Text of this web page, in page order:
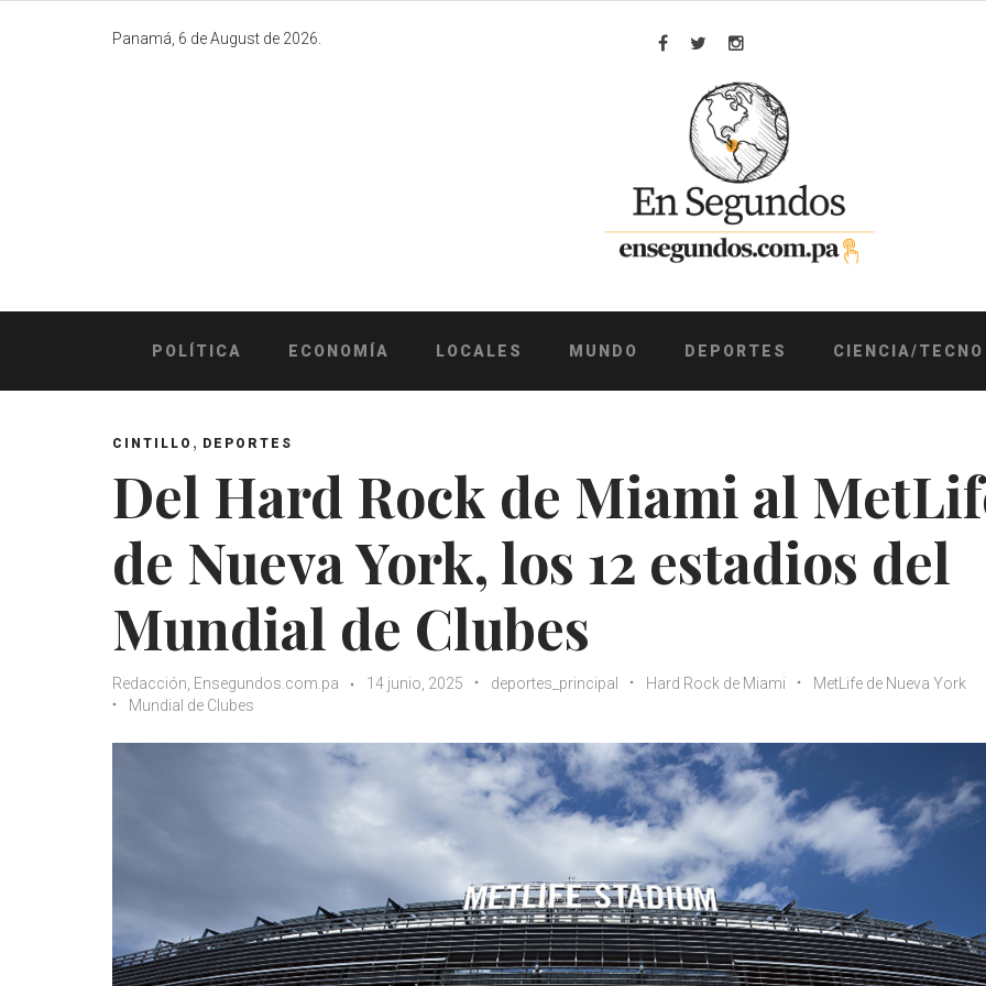
Panamá, 6 de August de 2026.
Facebook
TwitterInstagram
POLÍTICA ECONOMÍA LOCALES MUNDO DEPORTES CIENCIA/TECNO
CINTILLO , DEPORTES
Del Hard Rock de Miami al
de Nueva York, los 12 estadios del
Mundial de Clubes
Redacción, Ensegundos.com.pa 14 junio, 2025 deportes_principal Hard Rock de Miami
MetLife de Nueva York
Mundial de Clubes